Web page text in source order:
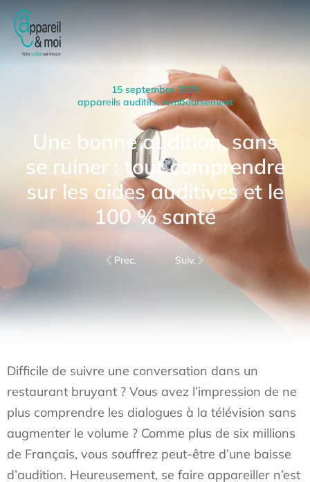
15 septembre 2025
appareils auditifs,remboursement
Une bonne audition, sans
se ruiner : tout comprendre
sur les aides auditives et le
100 % santé
Prec. Suiv.
Difficile de suivre une conversation dans un
restaurant bruyant ? Vous avez l’impression de ne
plus comprendre les dialogues à la télévision sans
augmenter le volume ? Comme plus de six millions
de Français, vous souffrez peut-être d’une baisse
d’audition. Heureusement, se faire appareiller n’est